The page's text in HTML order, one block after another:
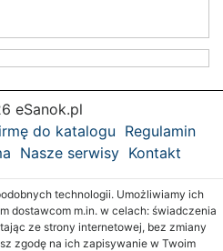
eSanok.pl
do katalogu Regulamin
Nasze serwisy Kontakt
technologii. Umożliwiamy ich
dostawcom m.in. w celach: świadczenia
ze strony internetowej, bez zmiany
zgodę na ich zapisywanie w Twoim